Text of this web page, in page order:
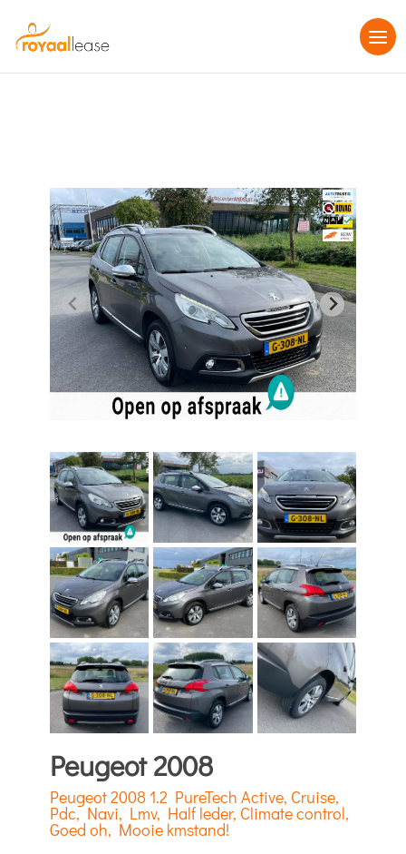
Peugeot 2008
Peugeot 2008 1.2 PureTech Active, Cruise,
Pdc, Navi, Lmv, Half leder, Climate control,
Goed oh, Mooie kmstand!